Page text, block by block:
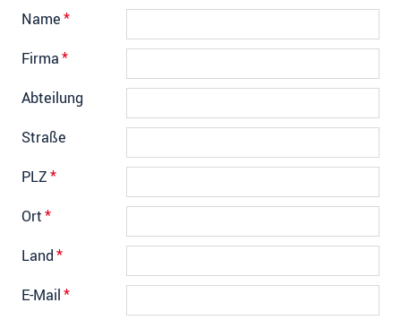
Name*
Firma*
Abteilung
Straße
PLZ*
Ort*
Land*
E-Mail*